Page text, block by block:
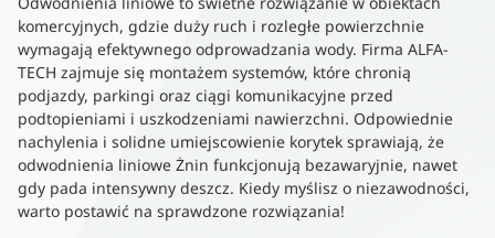
komercyjnych, gdzie duży ruch i rozległe powierzchnie
wymagają efektywnego odprowadzania wody. Firma ALFA-
TECH zajmuje się montażem systemów, które chronią
podjazdy, parkingi oraz ciągi komunikacyjne przed
podtopieniami i uszkodzeniami nawierzchni. Odpowiednie
nachylenia i solidne umiejscowienie korytek sprawiają, że
odwodnienia liniowe Żnin funkcjonują bezawaryjnie, nawet
gdy pada intensywny deszcz. Kiedy myślisz o niezawodności,
warto postawić na sprawdzone rozwiązania!